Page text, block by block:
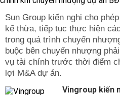
Sun Group kiến nghị cho
kế thừa, tiếp tục thực hiện
trong quá trình chuyển
buộc bên chuyển nhượng
vụ tài chính trước thời điểm
lợi M&A dự án.
Vingroup kiến